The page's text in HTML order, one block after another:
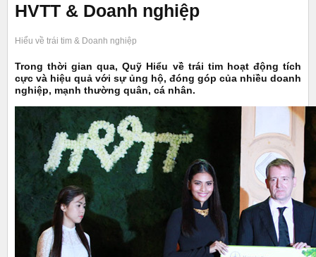
HVTT & Doanh nghiệp
Hiểu về trái tim & Doanh nghiệp
Trong thời gian qua, Quỹ Hiểu về trái tim hoạt động tích
cực và hiệu quả với sự ủng hộ, đóng góp của nhiều doanh
nghiệp, mạnh thường quân, cá nhân.